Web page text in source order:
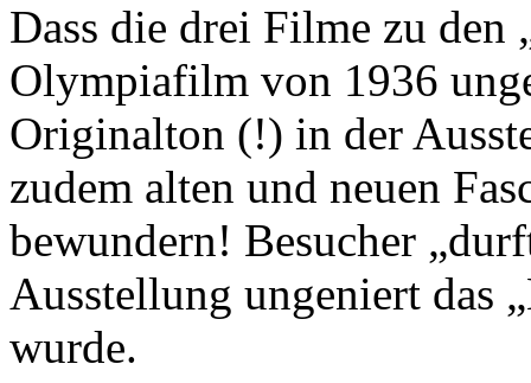
Dass die drei Filme zu den
Olympiafilm von 1936
Originalton (!) in der
zudem alten und neuen
bewundern! Besucher
Ausstellung ungeniert das
wurde.